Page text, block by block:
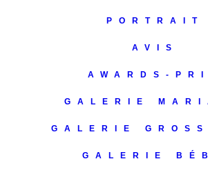
PORTRAIT
AVIS
AWARDS-
GALERIE
GALERIE
GALERIE